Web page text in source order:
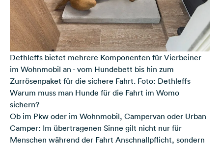
Dethleffs bietet mehrere Komponenten für Vierbeiner
im Wohnmobil an - vom Hundebett bis hin zum
Zurrösenpaket für die sichere Fahrt. Foto: Dethleffs
Warum muss man Hunde für die Fahrt im Womo
sichern?
Ob im Pkw oder im Wohnmobil, Campervan oder Urban
Camper: Im übertragenen Sinne gilt nicht nur für
Menschen während der Fahrt Anschnallpflicht, sondern